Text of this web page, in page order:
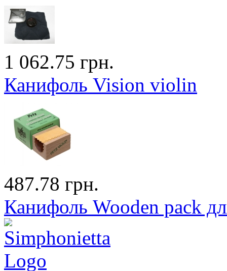
1 062.75 грн.
Канифоль Vision violin
487.78 грн.
Канифоль Wooden pack